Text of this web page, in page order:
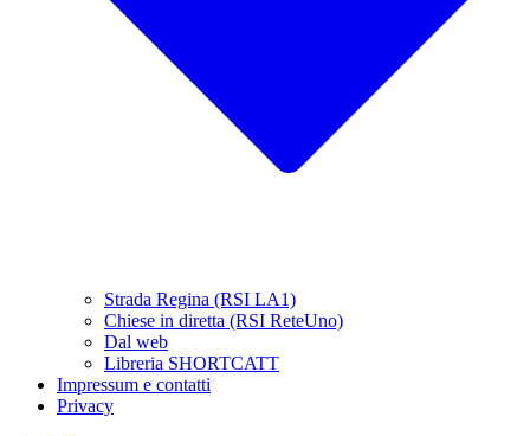
Strada Regina (RSI LA1)
Chiese in diretta (RSI ReteUno)
Dal web
Libreria SHORTCATT
Impressum e contatti
Privacy